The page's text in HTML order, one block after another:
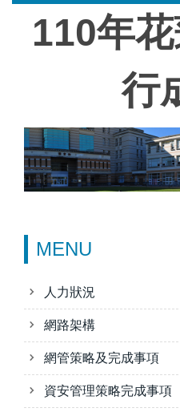
110年
行
MENU
人力狀況
網路架構
網管策略及完成事項
資安管理策略完成事項